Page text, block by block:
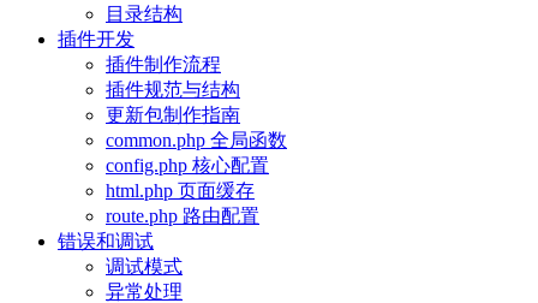
目录结构
插件开发
插件制作流程
插件规范与结构
更新包制作指南
common.php 全局函数
config.php 核心配置
html.php 页面缓存
route.php 路由配置
错误和调试
调试模式
异常处理